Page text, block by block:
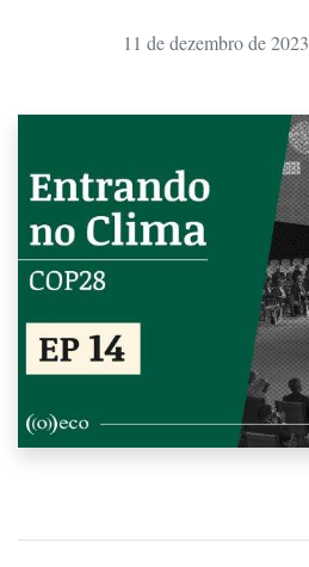
11 de dezembro de 2023